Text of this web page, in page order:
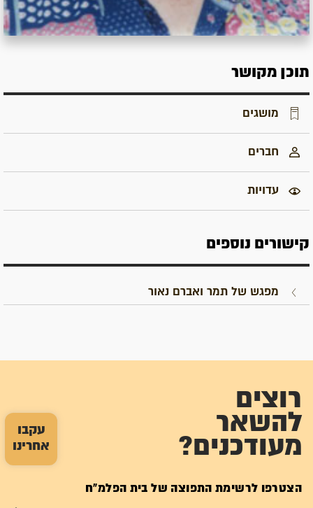
עקבו
אחרינו
תוכן מקושר
מושגים
חברים
עדויות
קישורים נוספים
מפגש של תמר ואברם נאור
רוצים
להשאר
מעודכנים?
הצטרפו לרשימת התפוצה של בית הפלמ"ח